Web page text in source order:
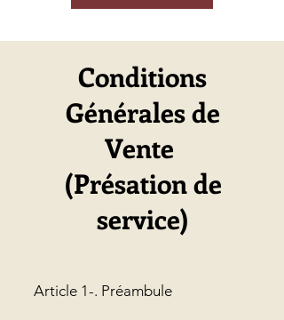
Conditions
Générales de
Vente
(Présation de
service)​
Article 1-. Préambule